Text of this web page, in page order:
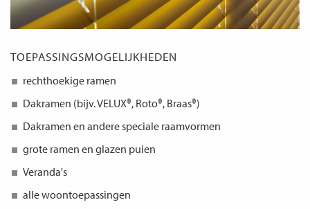
TOEPASSINGSMOGELIJKHEDEN
rechthoekige ramen
Dakramen (bijv. VELUX®, Roto®, Braas®)
Dakramen en andere speciale raamvormen
grote ramen en glazen puien
Veranda's
alle woontoepassingen